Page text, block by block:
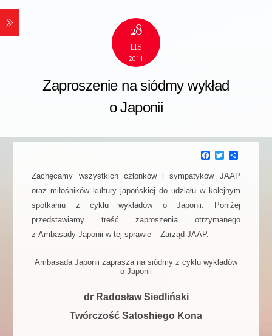
28
LIS
2011
Zaproszenie na siódmy wykład
o Japonii
F
c
b
o
o
k
T
i
t
e
r
P
d
i
e
l
s
Zachęcamy wszystkich członków i sympatyków JAAP
oraz miłośników kultury japońskiej do udziału w kolejnym
spotkaniu z cyklu wykładów o Japonii. Poniżej
przedstawiamy treść zaproszenia otrzymanego
z Ambasady Japonii w tej sprawie – Zarząd JAAP.
Ambasada Japonii zaprasza na siódmy z cyklu wykładów
o Japonii
dr Radosław Siedliński
Twórczość Satoshiego Kona